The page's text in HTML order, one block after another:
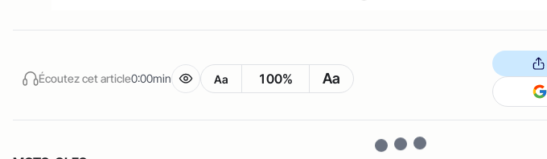
Écoutez cet article0:00min Aa 100% Aa